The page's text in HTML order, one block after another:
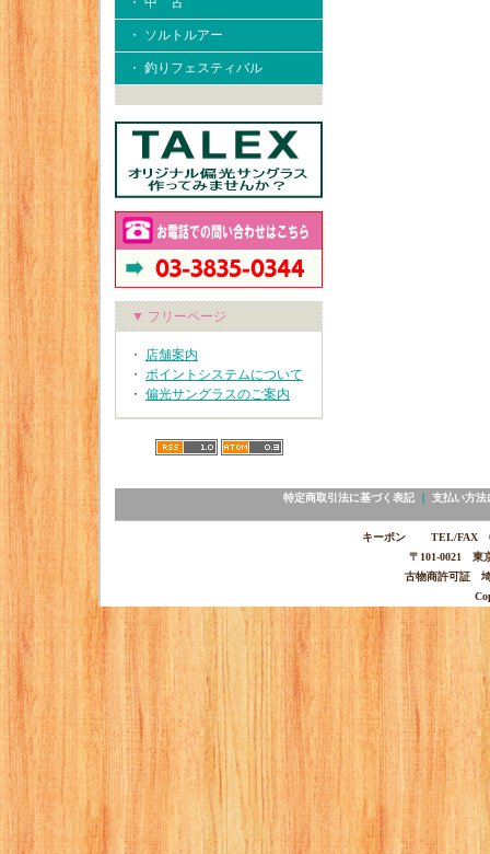
・ ソルトルアー
・ 釣りフェスティバル
▼ フリーページ
・ 店舗案内
・ ポイントシステムについて
・ 偏光サングラスのご案内
特定商取引法に基づく表記｜ 支払い方法
キーポン TEL/FAX
〒101-0021 東
古物商許可証